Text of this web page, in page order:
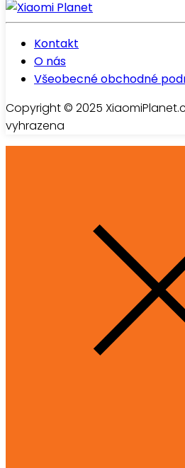
Kontakt
O nás
Všeobecné obchodné
Copyright © 2025
vyhrazena